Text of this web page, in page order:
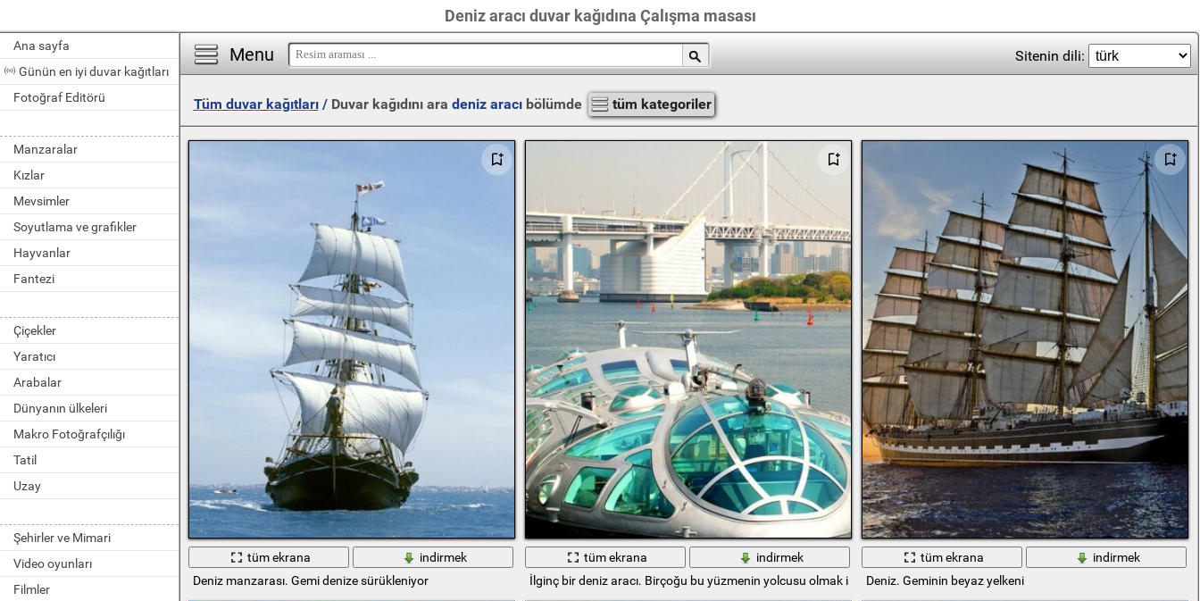
Deniz aracı duvar kağıdına Çalışma masası
Ana sayfa
Günün en iyi duvar kağıtları
Fotoğraf Editörü
Manzaralar
Kızlar
Mevsimler
Soyutlama ve grafikler
Hayvanlar
Fantezi
Çiçekler
Yaratıcı
Arabalar
Dünyanın ülkeleri
Makro Fotoğrafçılığı
Tatil
Uzay
Şehirler ve Mimari
Video oyunları
Filmler
Menu Sitenin dili:
Tüm duvar kağıtları/ Duvar kağıdını ara deniz aracıbölümde tüm kategoriler
tüm ekrana
indirmek
Deniz manzarası. Gemi denize sürükleniyor
tüm ekrana
indirmek
İlginç bir deniz aracı. Birçoğu bu yüzmenin yolcusu olmak isterdi
tüm ekrana
indirmek
Deniz. Geminin beyaz yelkeni